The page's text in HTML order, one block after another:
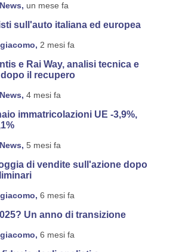
un mese fa
sull'auto italiana ed europea
2 mesi fa
e Rai Way, analisi tecnica e
il recupero
4 mesi fa
immatricolazioni UE -3,9%,
5 mesi fa
di vendite sull'azione dopo
6 mesi fa
Un anno di transizione
6 mesi fa